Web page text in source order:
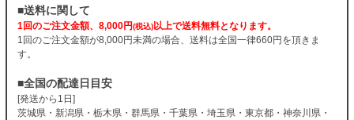
■送料に関して
1回のご注文金額、8,000円(税込)以上で送料無料となります。
1回のご注文金額が8,000円未満の場合、送料は全国一律660円を頂きま
す。
■全国の配達日目安
[発送から1日]
茨城県・新潟県・栃木県・群馬県・千葉県・埼玉県・東京都・神奈川県・